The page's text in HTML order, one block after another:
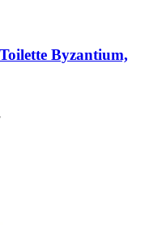
Byzantium,